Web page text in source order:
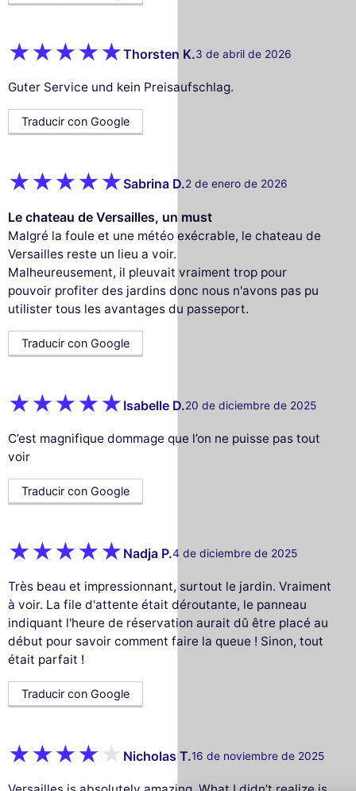
Utilizamos cookies y sus datos personales
Thorsten K.3 de abril de 2026
Guter Service und kein Preisaufschlag.
Traducir con Google
Sabrina D.2 de enero de 2026
Le chateau de Versailles, un must
Malgré la foule et une météo exécrable, le chateau de
Versailles reste un lieu a voir.
Malheureusement, il pleuvait vraiment trop pour
pouvoir profiter des jardins donc nous n'avons pas pu
utilister tous les avantages du passeport.
Traducir con Google
Isabelle D.20 de diciembre de 2025
C’est magnifique dommage que l’on ne puisse pas tout
voir
Traducir con Google
Nadja P.4 de diciembre de 2025
Très beau et impressionnant, surtout le jardin. Vraiment
à voir. La file d'attente était déroutante, le panneau
indiquant l'heure de réservation aurait dû être placé au
début pour savoir comment faire la queue ! Sinon, tout
était parfait !
Traducir con Google
Nicholas T.16 de noviembre de 2025